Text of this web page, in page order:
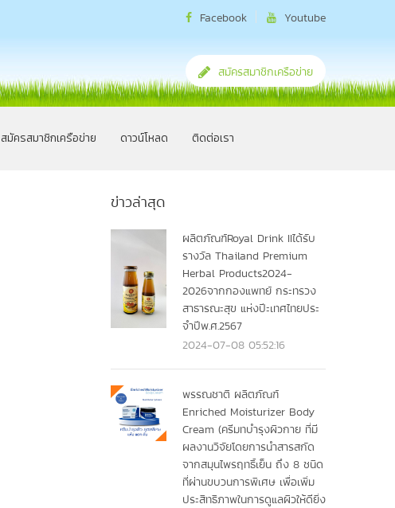
Facebook Youtube
สมัครสมาชิกเครือข่าย
สมัครสมาชิกเครือข่าย ดาวน์โหลด ติดต่อเรา
ข่าวล่าสุด
ผลิตภัณฑ์Royal Drink IIได้รับ
รางวัล Thailand Premium
Herbal Products2024-
2026จากกองแพทย์ กระทรวง
สาธารณะสุข แห่งปีะเทศไทยประ
จำปีพ.ศ.2567
2024-07-08 05:52:16
พรรณชาติ ผลิตภัณฑ์
Enriched Moisturizer Body
Cream (ครีมทบำรุงผิวกาย ที่มี
ผลงานวิจัยโดยการนำสารสกัด
จากสมุนไพรฤทธิ์เย็น ถึง 8 ชนิด
ที่ผ่านขบวนการพิเศษ เพื่อเพิ่ม
ประสิทธิภาพในการดูแลผิวให้ดียิ่ง